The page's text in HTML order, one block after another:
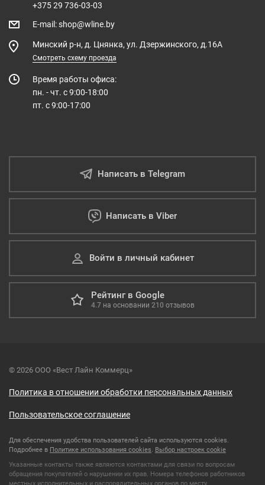
+375 29 736-03-03
E-mail :shop@wline.by
Минский р-н, д. Цнянка, ул. Дзержинского, д.16А
Смотреть схему проезда
Время работы офиса:
пн. - чт. с 9:00-18:00
пт. с 9:00-17:00
Написать в Telegram
Написать в Viber
Войти в личный кабинет
Рейтинг в Google
4.7 на основании 210 отзывов
© 2026 ООО «Вест Лайн Коммерц»
Политика в отношении обработки персональных данных
Пользовательское соглашение
Для обеспечения удобства пользователей сайта используются cookies.
Подробнее в Политике использования cookies. Выбор настроек cookie
Указанные контакты также являются контактами для связи по вопросам
обращения покупателей о нарушении их прав. Номера телефонов работников